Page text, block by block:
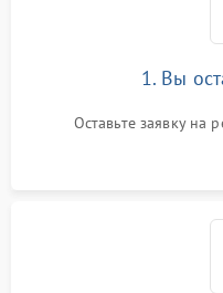
1. Вы
Оставьте заявку на